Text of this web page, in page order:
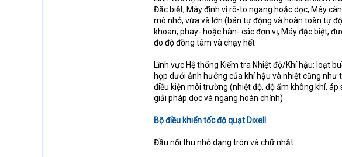
Đặc biệt, Máy định vị rô-to ngang hoặc dọc, Máy
mô nhỏ, vừa và lớn (bán tự động và hoàn toàn tự
khoan, phay- hoặc hàn- các đơn vị, Máy đặc biệt,
đo độ đồng tâm và chạy hết
Lĩnh vực Hệ thống Kiểm tra Nhiệt độ/Khí hậu: loạt
hợp dưới ảnh hưởng của khí hậu và nhiệt cũng
điều kiện môi trường (nhiệt độ, độ ẩm không khí,
giải pháp dọc và ngang hoàn chỉnh)
Bộ điều khiển tốc độ quạt Dixell
Đầu nối thu nhỏ dạng tròn và chữ nhật: